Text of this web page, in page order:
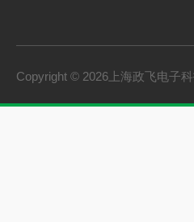
Copyright © 2026上海政飞电子